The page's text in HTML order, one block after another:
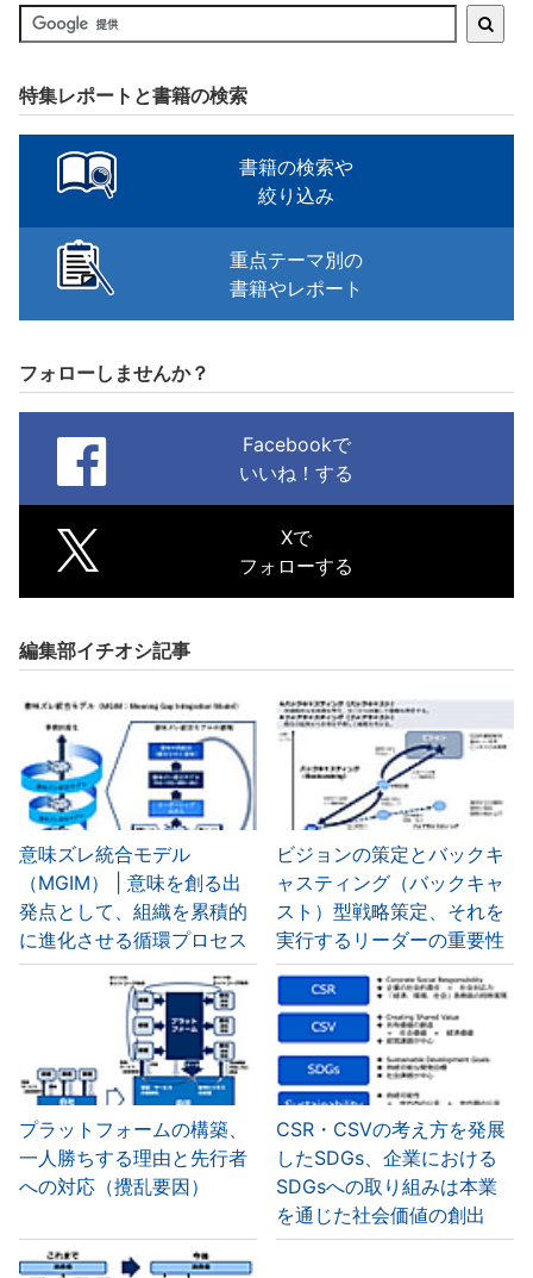
特集レポートと書籍の検索
書籍の検索や
絞り込み
重点テーマ別の
書籍やレポート
フォローしませんか？
Facebookで
いいね！する
Xで
フォローする
編集部イチオシ記事
意味ズレ統合モデル
（MGIM） | 意味を創る出
発点として、組織を累積的
に進化させる循環プロセス
ビジョンの策定とバックキ
ャスティング（バックキャ
スト）型戦略策定、それを
実行するリーダーの重要性
プラットフォームの構築、
一人勝ちする理由と先行者
への対応（攪乱要因）
CSR・CSVの考え方を発展
したSDGs、企業における
SDGsへの取り組みは本業
を通じた社会価値の創出